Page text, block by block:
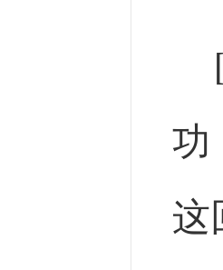
功
这